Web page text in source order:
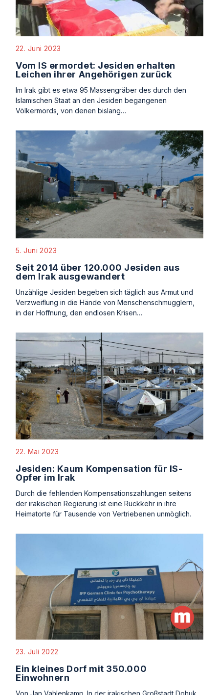
22. Juni 2023
Vom IS ermordet: Jesiden erhalten
Leichen ihrer Angehörigen zurück
Im Irak gibt es etwa 95 Massengräber des durch den
Islamischen Staat an den Jesiden begangenen
Völkermords, von denen bislang…
5. Juni 2023
Seit 2014 über 120.000 Jesiden aus
dem Irak ausgewandert
Unzählige Jesiden begeben sich täglich aus Armut und
Verzweiflung in die Hände von Menschenschmugglern,
in der Hoffnung, den endlosen Krisen…
22. Mai 2023
Jesiden: Kaum Kompensation für IS-
Opfer im Irak
Durch die fehlenden Kompensationszahlungen seitens
der irakischen Regierung ist eine Rückkehr in ihre
Heimatorte für Tausende von Vertriebenen unmöglich.
23. Juli 2022
Ein kleines Dorf mit 350.000
Einwohnern